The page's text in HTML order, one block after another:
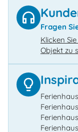
Fragen
Klicken
Objekt zu